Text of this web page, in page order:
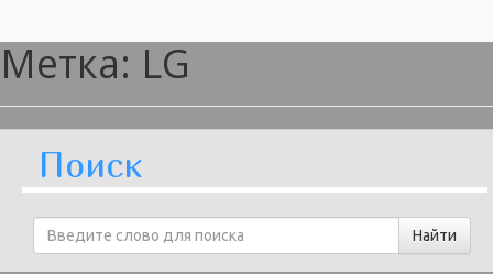
Метка: LG
Поиск